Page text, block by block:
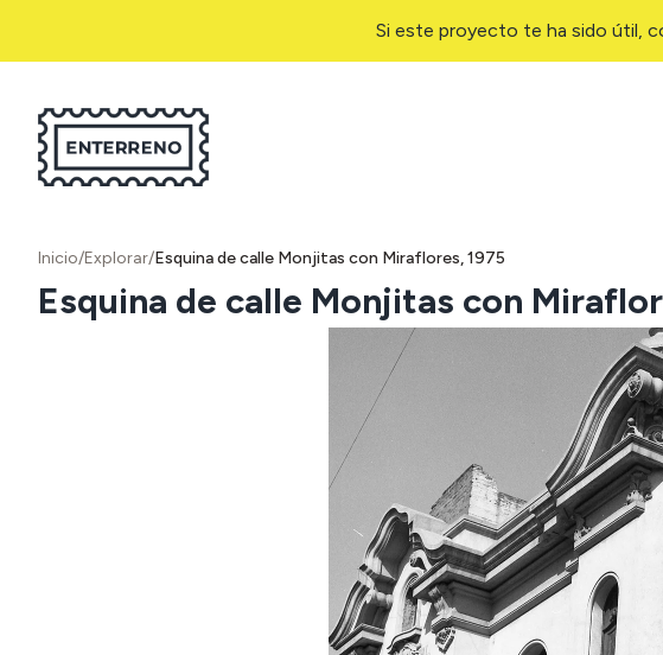
Si este proyecto te ha sido útil,
Inicio/Explorar/Esquina de calle Monjitas con Miraflores, 1975
Esquina de calle Monjitas con